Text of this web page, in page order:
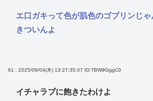
エ口ガキって色が肌色のゴブリンじゃ
きついんよ
61 : 2025/09/04(木) 13:27:35.07 ID:TBW9GggC0
イチャラブに飽きたわけよ